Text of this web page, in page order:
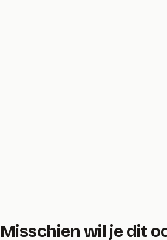
Misschien wil je dit